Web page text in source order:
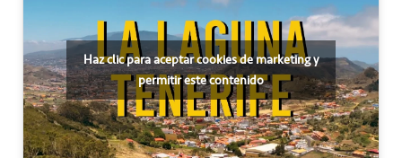
Haz clic para aceptar cookies de marketing y
permitir este contenido